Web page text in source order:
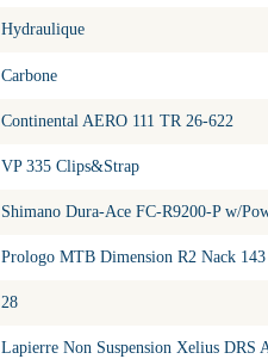
Hydraulique
Carbone
Continental AERO 111 TR 26-622
VP 335 Clips&Strap
Shimano Dura-Ace FC-R9200-P w/
Prologo MTB Dimension R2 Nack 143
28
Lapierre Non Suspension Xelius